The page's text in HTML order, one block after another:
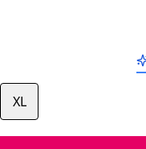
XL